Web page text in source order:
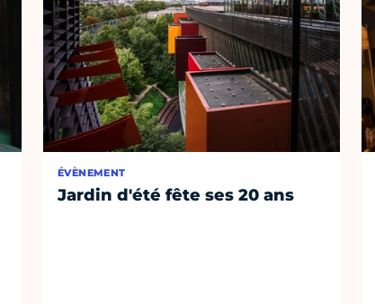
ÉVÈNEMENT
Jardin d'été fête ses 20 ans